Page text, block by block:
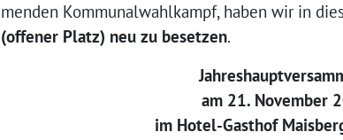
men­den Kom­mu­nal­wahl­kampf, haben wir in
(offe­ner Platz) neu zu beset­zen.
am 21. Novem­ber
im Hotel-Gast­hof